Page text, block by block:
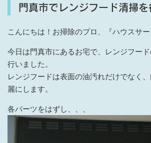
門真市でレンジフード清掃を
こんにちは！お掃除のプロ、『ハウスサー
今日は門真市にあるお宅で、レンジフー
行いました。
レンジフードは表面の油汚れだけでなく
麗にします。
各パーツをはずし、、、